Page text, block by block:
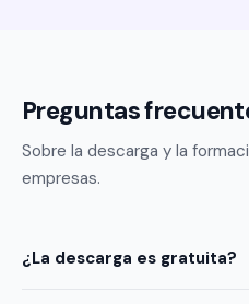
Preguntas
Sobre la descarga y la
empresas.
¿La descarga es gratuita?